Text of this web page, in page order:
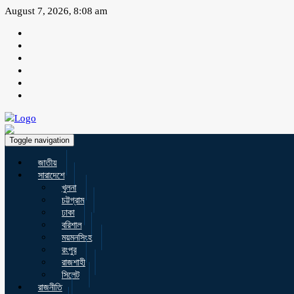
August 7, 2026, 8:08 am
Toggle navigation
জাতীয়
সারাদেশে
খুলনা
চট্টগ্রাম
ঢাকা
বরিশাল
ময়মনসিংহ
রংপুর
রাজশাহী
সিলেট
রাজনীতি